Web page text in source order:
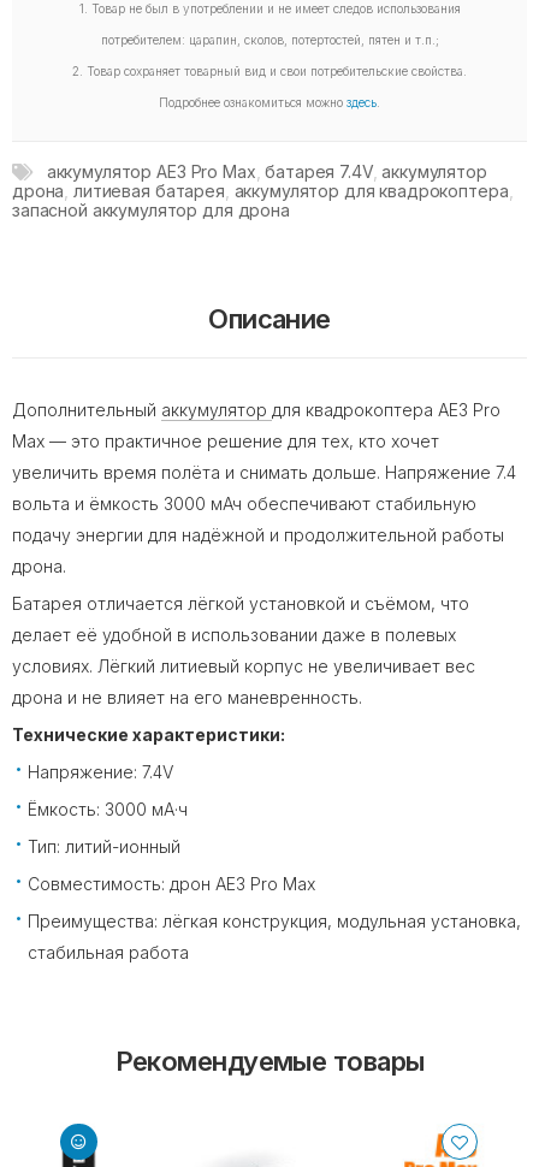
1. Товар не был в употреблении и не имеет следов использования
потребителем: царапин, сколов, потертостей, пятен и т.п.;
2. Товар сохраняет товарный вид и свои потребительские свойства.
Подробнее ознакомиться можно здесь
аккумулятор AE3 Pro Max ,батарея 7.4V,аккумулятор
дрона литиевая батарея аккумулятор для квадрокоптера
запасной аккумулятор для дрона
Описание
Дополнительный аккумулятор для квадрокоптера AE3 Pro
Max — это практичное решение для тех, кто хочет
увеличить время полёта и снимать дольше. Напряжение 7.4
вольта и ёмкость 3000 мАч обеспечивают стабильную
подачу энергии для надёжной и продолжительной работы
дрона.
Батарея отличается лёгкой установкой и съёмом, что
делает её удобной в использовании даже в полевых
условиях. Лёгкий литиевый корпус не увеличивает вес
дрона и не влияет на его маневренность.
Технические характеристики:
Напряжение: 7.4V
Ёмкость: 3000 мА·ч
Тип: литий-ионный
Совместимость: дрон AE3 Pro Max
Преимущества: лёгкая конструкция, модульная установка,
стабильная работа
Рекомендуемые товары